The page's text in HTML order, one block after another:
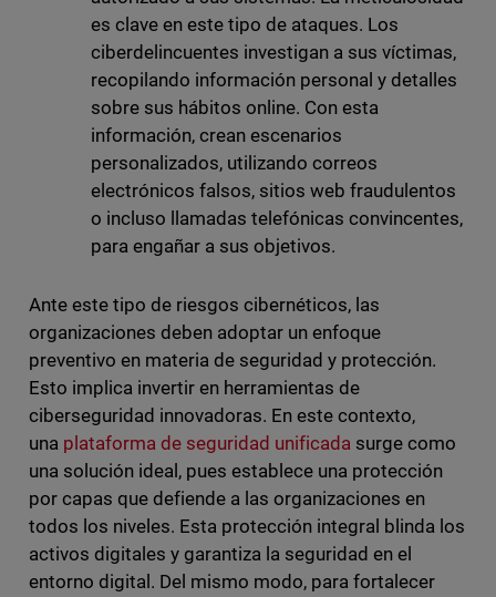
es clave en este tipo de ataques. Los
ciberdelincuentes investigan a sus víctimas,
recopilando información personal y detalles
sobre sus hábitos online. Con esta
información, crean escenarios
personalizados, utilizando correos
electrónicos falsos, sitios web fraudulentos
o incluso llamadas telefónicas convincentes,
para engañar a sus objetivos.
Ante este tipo de riesgos cibernéticos, las
organizaciones deben adoptar un enfoque
preventivo en materia de seguridad y protección.
Esto implica invertir en herramientas de
ciberseguridad innovadoras. En este contexto,
una plataforma de seguridad unificada surge como
una solución ideal, pues establece una protección
por capas que defiende a las organizaciones en
todos los niveles. Esta protección integral blinda los
activos digitales y garantiza la seguridad en el
entorno digital. Del mismo modo, para fortalecer